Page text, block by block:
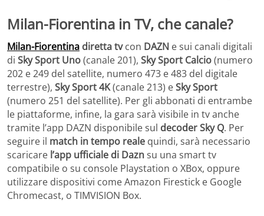
Milan-Fiorentina in TV, che canale?
Milan-Fiorentina diretta tvcon DAZN e sui canali digitali
di Sky Sport Uno(canale 201), Sky Sport Calcio(numero
202 e 249 del satellite, numero 473 e 483 del digitale
terrestre), Sky Sport 4K(canale 213) eSky Sport
(numero 251 del satellite). Per gli abbonati di entrambe
le piattaforme, infine, la gara sarà visibile in tv anche
tramite l’app DAZN disponibile sul decoder Sky Q. Per
seguire il match in tempo reale quindi, sarà necessario
scaricare l’app ufficiale di Daznsu una smart tv
compatibile o su console Playstation o XBox, oppure
utilizzare dispositivi come Amazon Firestick e Google
Chromecast, o TIMVISION Box.